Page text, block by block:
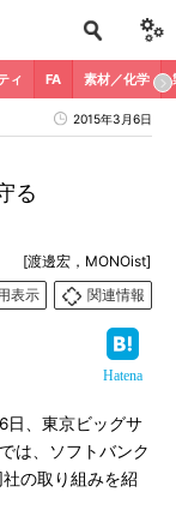
ィ FA 素材／化学
2015年3月6日
る
[渡邊宏，MONOist]
表示
関連情報
Hatena
日、東京ビッグサ
は、ソフトバンク
の取り組みを紹